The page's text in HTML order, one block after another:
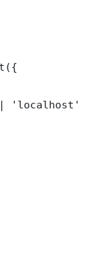
|| 'localhost'